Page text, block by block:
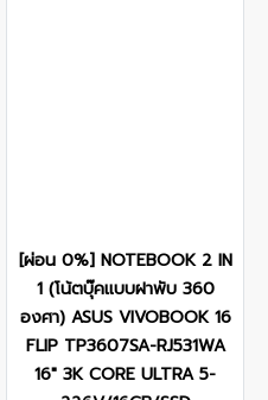
[ผ่อน 0%] NOTEBOOK 2 IN
1 (โน้ตบุ๊คแบบฝาพับ 360
องศา) ASUS VIVOBOOK 16
FLIP TP3607SA-RJ531WA
16" 3K CORE ULTRA 5-